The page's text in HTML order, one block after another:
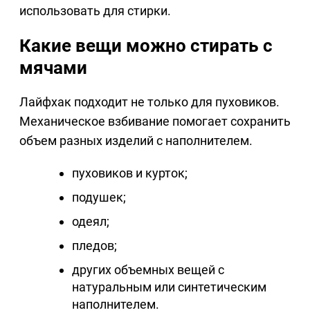
использовать для стирки.
Какие вещи можно стирать с
мячами
Лайфхак подходит не только для пуховиков.
Механическое взбивание помогает сохранить
объем разных изделий с наполнителем.
пуховиков и курток;
подушек;
одеял;
пледов;
других объемных вещей с
натуральным или синтетическим
наполнителем.